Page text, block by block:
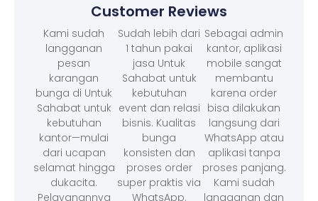
Customer Reviews
Kami sudah
langganan
pesan
karangan
bunga di Untuk
Sahabat untuk
kebutuhan
kantor—mulai
dari ucapan
selamat hingga
dukacita.
Pelayanannya
Sudah lebih dari
1 tahun pakai
jasa Untuk
Sahabat untuk
kebutuhan
event dan relasi
bisnis. Kualitas
bunga
konsisten dan
proses order
super praktis via
WhatsApp.
Sebagai admin
kantor, aplikasi
mobile sangat
membantu
karena order
bisa dilakukan
langsung dari
WhatsApp atau
aplikasi tanpa
proses panjang.
Kami sudah
langganan dan